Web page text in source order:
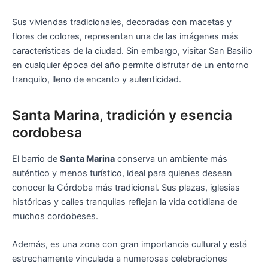
Sus viviendas tradicionales, decoradas con macetas y
flores de colores, representan una de las imágenes más
características de la ciudad. Sin embargo, visitar San Basilio
en cualquier época del año permite disfrutar de un entorno
tranquilo, lleno de encanto y autenticidad.
Santa Marina, tradición y esencia
cordobesa
El barrio de Santa Marina conserva un ambiente más
auténtico y menos turístico, ideal para quienes desean
conocer la Córdoba más tradicional. Sus plazas, iglesias
históricas y calles tranquilas reflejan la vida cotidiana de
muchos cordobeses.
Además, es una zona con gran importancia cultural y está
estrechamente vinculada a numerosas celebraciones